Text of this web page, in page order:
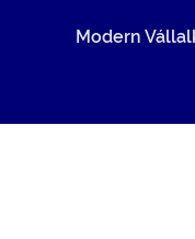
Modern